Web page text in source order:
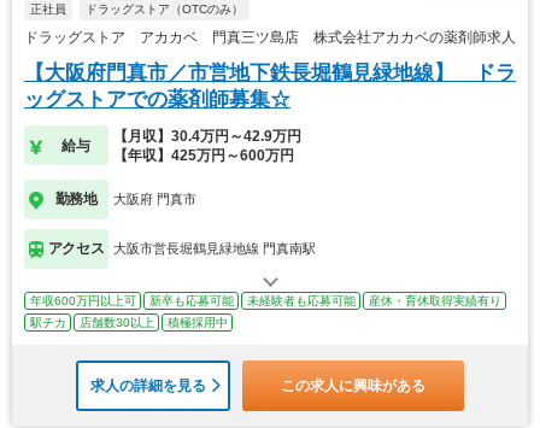
正社員 ドラッグストア（OTCのみ）
ドラッグストア アカカベ 門真三ツ島店 株式会社アカカベの薬剤師求人
【大阪府門真市／市営地下鉄長堀鶴見緑地線】 ドラ
ッグストアでの薬剤師募集☆
給与
【月収】30.4万円～42.9万円
【年収】425万円～600万円
勤務地 大阪府 門真市
アクセス 大阪市営長堀鶴見緑地線 門真南駅
年収600万円以上可 新卒も応募可能 未経験者も応募可能
産休・育休取得実績有り
駅チカ
店舗数30以上 積極採用中
求人の詳細を見る この求人に興味がある